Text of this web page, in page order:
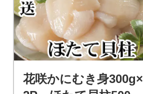
花咲かにむき身300g×